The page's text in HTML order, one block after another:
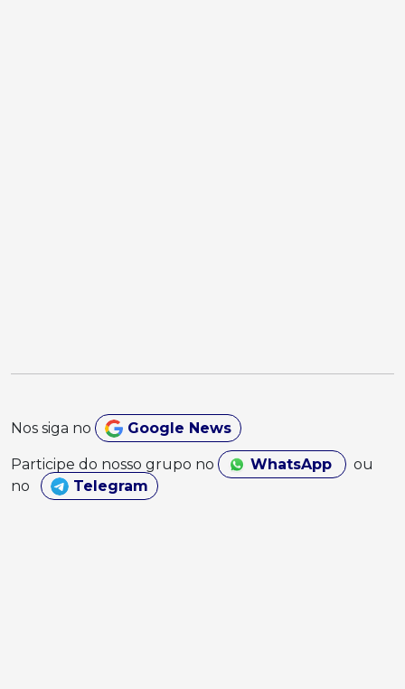
Nos siga no Google News
Participe do nosso grupo no WhatsApp
ou
no
Telegram